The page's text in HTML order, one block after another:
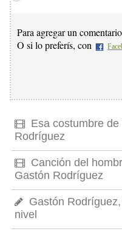
Para agregar un
O si lo preferís, con
Esa costumbre
Rodríguez
Canción del
Gastón Rodríguez
Gastón
nivel